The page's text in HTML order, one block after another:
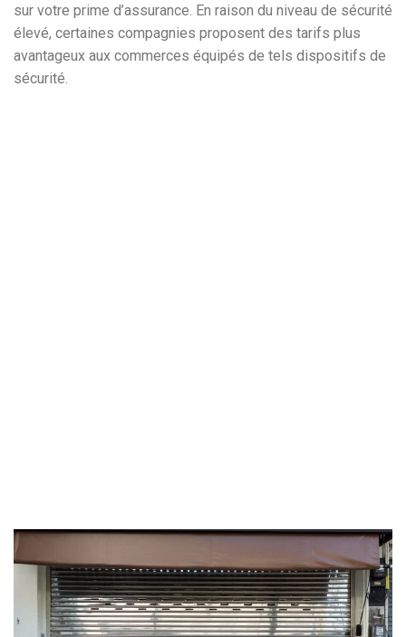
sur votre prime d’assurance. En raison du niveau de sécurité
élevé, certaines compagnies proposent des tarifs plus
avantageux aux commerces équipés de tels dispositifs de
sécurité.